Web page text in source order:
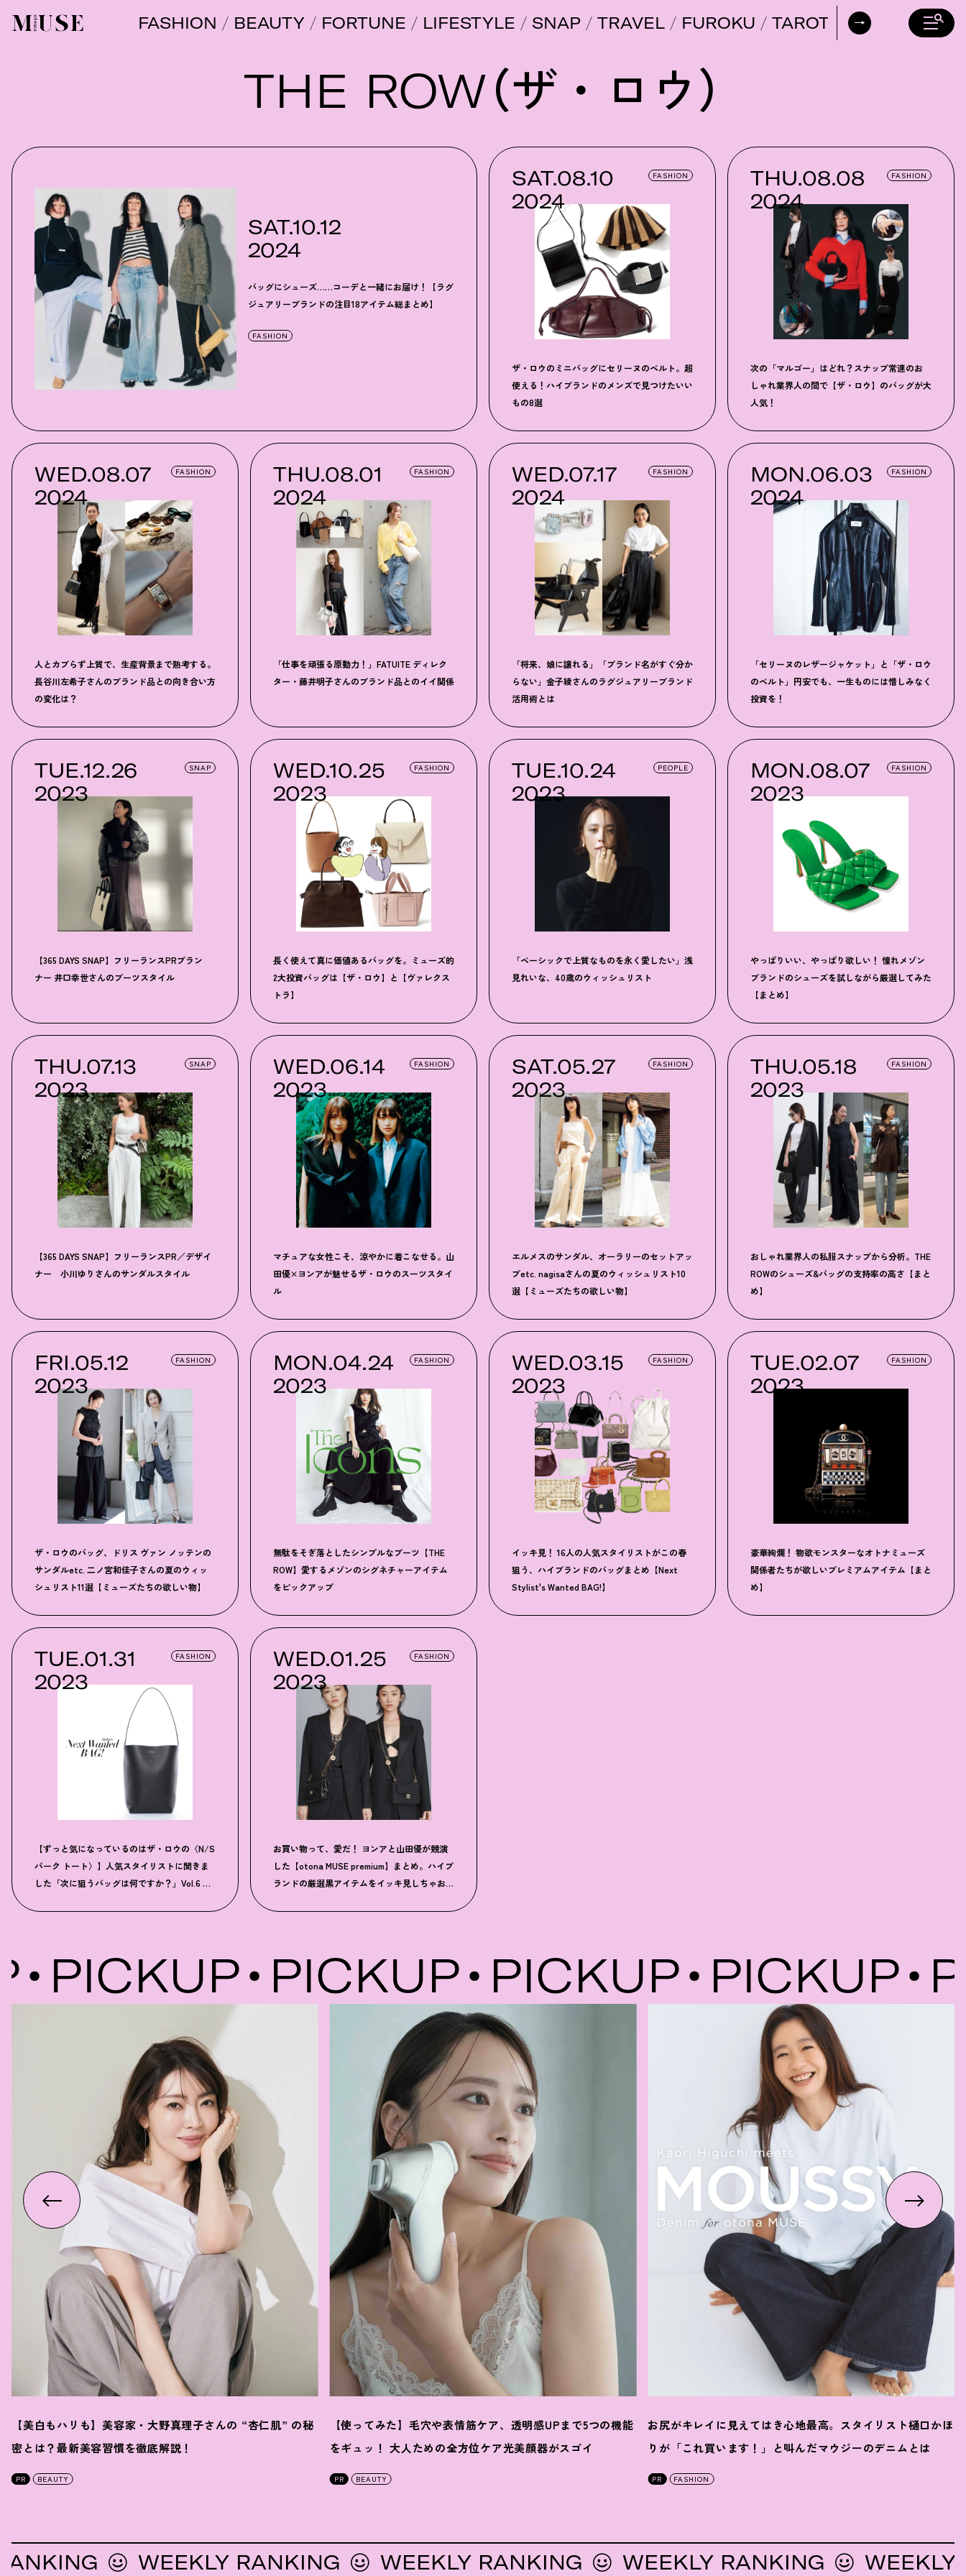
オトナミューズ ウェブFASHION BEAUTY FORTUNE LIFESTYLE SNAP TRAVEL FUROKU TAROT DAILY
THE ROW（ザ・ロウ）
SAT.10.12
2024
バッグにシューズ……コーデと一緒にお届け ！
【ラグ
ジュアリーブランドの注目18アイテム総まとめ】
FASHION
SAT.08.10
2024
ザ・ロウのミニバッグにセリーヌのベルト。超
使える ！ ハイブランドのメンズで見つけたいい
もの8選
FASHION
THU.08.08
2024
次の「マルゴー」はどれ？スナップ常連のお
しゃれ業界人の間で【ザ・ロウ】のバッグが大
人気 ！
FASHION
WED.08.07
2024
人とカブらず上質で、生産背景まで熟考する。
長谷川左希子さんのブランド品との向き合い方
の変化は？
FASHION
THU.08.01
2024
「仕事を頑張る原動力 ！ 」FATUITE ディレク
ター・藤井明子さんのブランド品とのイイ関係
FASHION
WED.07.17
2024
「将来、娘に譲れる」「ブランド名がすぐ分か
らない」金子綾さんのラグジュアリーブランド
活用術とは
FASHION
MON.06.03
2024
「セリーヌのレザージャケット」と「ザ・ロウ
のベルト」円安でも、一生ものには惜しみなく
投資を ！
FASHION
TUE.12.26
2023
【365 DAYS SNAP】フリーランスPRプラン
ナー 井口幸世さんのブーツスタイル
SNAP
WED.10.25
2023
長く使えて真に価値あるバッグを。ミューズ的
2大投資バッグは【ザ・ロウ】と【ヴァレクス
トラ】
FASHION
TUE.10.24
2023
「ベーシックで上質なものを永く愛したい」浅
見れいな、40歳のウィッシュリスト
PEOPLE
MON.08.07
2023
やっぱりいい、やっぱり欲しい！ 憧れメゾン
ブランドのシューズを試しながら厳選してみた
【まとめ】
FASHION
THU.07.13
2023
【365 DAYS SNAP】フリーランスPR／デザイ
ナー 小川ゆりさんのサンダルスタイル
SNAP
WED.06.14
2023
マチュアな女性こそ、涼やかに着こなせる。山
田優×ヨンアが魅せるザ・ロウのスーツスタイ
ル
FASHION
SAT.05.27
2023
エルメスのサンダル、オーラリーのセットアッ
プetc. nagisaさんの夏のウィッシュリスト10
選【ミューズたちの欲しい物】
FASHION
THU.05.18
2023
おしゃれ業界人の私服スナップから分析。THE
ROWのシューズ&バッグの支持率の高さ【まと
め】
FASHION
FRI.05.12
2023
ザ・ロウのバッグ、ドリス ヴァン ノッテンの
サンダルetc. 二ノ宮和佳子さんの夏のウィッ
シュリスト11選【ミューズたちの欲しい物】
FASHION
MON.04.24
2023
無駄をそぎ落としたシンプルなブーツ【THE
ROW】愛するメゾンのシグネチャーアイテム
をピックアップ
FASHION
WED.03.15
2023
イッキ見！ 16人の人気スタイリストがこの春
狙う、ハイブランドのバッグまとめ【Next
Stylist's Wanted BAG!】
FASHION
TUE.02.07
2023
豪華絢爛！ 物欲モンスターなオトナミューズ
関係者たちが欲しいプレミアムアイテム【まと
め】
FASHION
TUE.01.31
2023
【ずっと気になっているのはザ・ロウの〈N/S
パーク トート〉】人気スタイリストに聞きま
した「次に狙うバッグは何ですか？」Vol.6 鈴
FASHION
WED.01.25
2023
お買い物って、愛だ！ ヨンアと山田優が競演
した【otona MUSE premium】まとめ。ハイブ
ランドの厳選黒アイテムをイッキ見しちゃお
FASHION
PICKUP PICKUP PICKUP
【美白もハリも】美容家・大野真理子さんの “杏仁肌” の秘
密とは？最新美容習慣を徹底解説 ！
PR BEAUTY
【使ってみた】毛穴や表情筋ケア、透明感UPまで5つの機能
をギュッ ！ 大人ための全方位ケア光美顔器がスゴイ
PR BEAUTY
お尻がキレイに見えてはき心地最高。スタイリスト樋口かほ
りが「これ買います ！ 」と叫んだマウジーのデニムとは
PR FASHION
WEEKLY RANKING WEEKLY RANKING WEEKLY RANKING WEEKLY